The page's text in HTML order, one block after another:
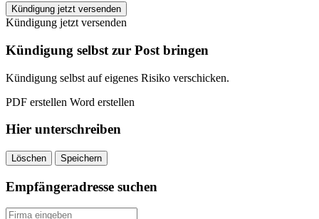
VdK
Berlin
kündigen
quantity
Kündigung jetzt versenden
Kündigung jetzt versenden
Kündigung selbst zur Post bringen
Kündigung selbst auf eigenes Risiko verschicken.
PDF erstellen Word erstellen
Hier unterschreiben
Löschen Speichern
Empfängeradresse suchen